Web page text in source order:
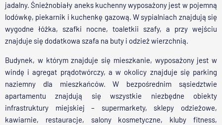
jadalny. Śnieżnobiały aneks kuchenny wyposażony jest w pojemną
lodówkę, piekarnik i kuchenkę gazową. W sypialniach znajdują się
wygodne łóżka, szafki nocne, toaletkii szafy, a przy wejściu
znajduje się dodatkowa szafa na buty i odzież wierzchnią.
Budynek, w którym znajduje się mieszkanie, wyposażony jest w
windę i agregat prądotwórczy, a w okolicy znajduje się parking
naziemny dla mieszkańców. W bezpośrednim sąsiedztwie
apartamentu znajdują się wszystkie niezbędne obiekty
infrastruktury miejskiej – supermarkety, sklepy odzieżowe,
kawiarnie, restauracje, salony kosmetyczne, kluby fitness,